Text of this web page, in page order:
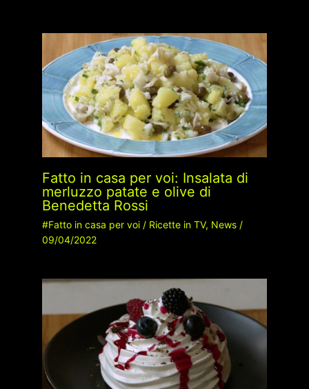
Fatto in casa per voi: Insalata di
merluzzo patate e olive di
Benedetta Rossi
#Fatto in casa per voi/ Ricette in TV, News/
09/04/2022